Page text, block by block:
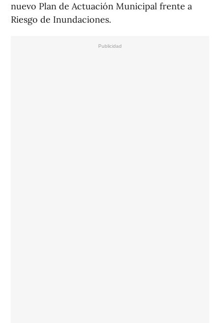
nuevo Plan de Actuación Municipal frente a
Riesgo de Inundaciones.